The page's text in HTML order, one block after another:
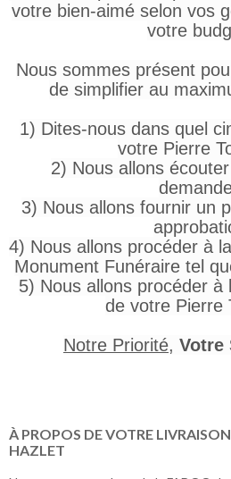
votre bien-aimé selon vos
votre
Nous sommes présent
de simplifier au
1) Dites-nous dans quel
votre Pierre
2) Nous allons
3) Nous allons fournir un
4) Nous allons procéder à
Monument Funéraire tel
5) Nous allons procéder à
de votre Pierre
Notre Priorité, Votre
À PROPOS DE VOTRE
HAZLET